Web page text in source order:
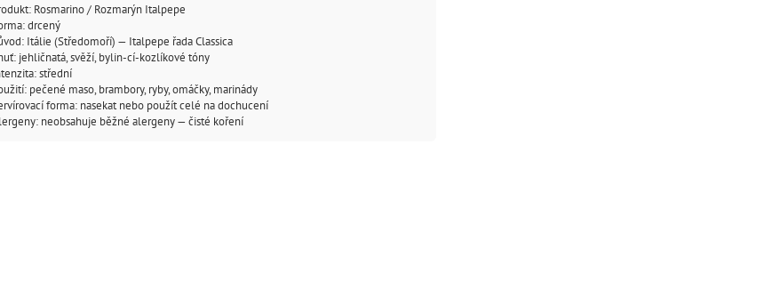
Rosmarino / Rozmarýn Italpepe
drcený
Itálie (Středomoří) — Italpepe řada Classica
jehličnatá, svěží, bylin-cí-kozlíkové tóny
střední
pečené maso, brambory, ryby, omáčky, marinády
forma: nasekat nebo použít celé na dochucení
neobsahuje běžné alergeny — čisté koření